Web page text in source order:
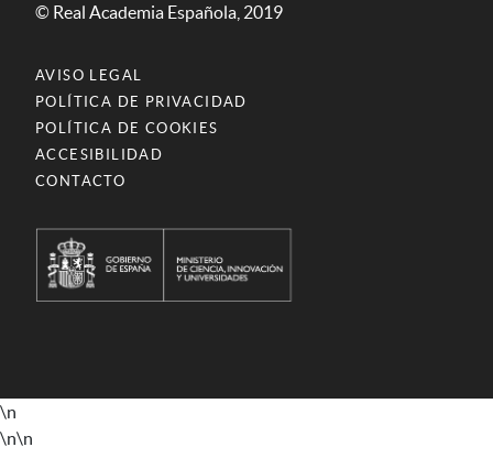
© Real Academia Española, 2019
AVISO LEGAL
POLÍTICA DE PRIVACIDAD
POLÍTICA DE COOKIES
ACCESIBILIDAD
CONTACTO
\n
\n\n